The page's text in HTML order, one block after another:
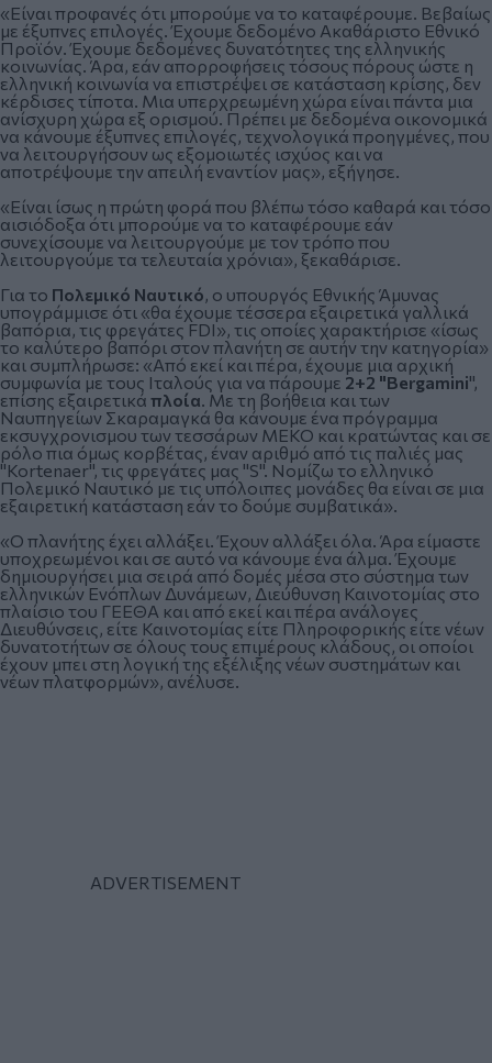
«Είναι προφανές ότι μπορούμε να το καταφέρουμε. Βεβαίως
με έξυπνες επιλογές. Έχουμε δεδομένο Ακαθάριστο Εθνικό
Προϊόν. Έχουμε δεδομένες δυνατότητες της ελληνικής
κοινωνίας. Άρα, εάν απορροφήσεις τόσους πόρους ώστε η
ελληνική κοινωνία να επιστρέψει σε κατάσταση κρίσης, δεν
κέρδισες τίποτα. Μια υπερχρεωμένη χώρα είναι πάντα μια
ανίσχυρη χώρα εξ ορισμού. Πρέπει με δεδομένα οικονομικά
να κάνουμε έξυπνες επιλογές, τεχνολογικά προηγμένες, που
να λειτουργήσουν ως εξομοιωτές ισχύος και να
αποτρέψουμε την απειλή εναντίον μας», εξήγησε.
«Είναι ίσως η πρώτη φορά που βλέπω τόσο καθαρά και τόσο
αισιόδοξα ότι μπορούμε να το καταφέρουμε εάν
συνεχίσουμε να λειτουργούμε με τον τρόπο που
λειτουργούμε τα τελευταία χρόνια», ξεκαθάρισε.
Για το Πολεμικό Ναυτικό , ο υπουργός Εθνικής Άμυνας
υπογράμμισε ότι «θα έχουμε τέσσερα εξαιρετικά γαλλικά
βαπόρια, τις φρεγάτες FDI», τις οποίες χαρακτήρισε «ίσως
το καλύτερο βαπόρι στον πλανήτη σε αυτήν την κατηγορία»
και συμπλήρωσε: «Από εκεί και πέρα, έχουμε μια αρχική
συμφωνία με τους Ιταλούς για να πάρουμε 2+2 "Bergamini",
επίσης εξαιρετικά πλοία . Με τη βοήθεια και των
Ναυπηγείων Σκαραμαγκά θα κάνουμε ένα πρόγραμμα
εκσυγχρονισμου των τεσσάρων ΜΕΚΟ και κρατώντας και σε
ρόλο πια όμως κορβέτας, έναν αριθμό από τις παλιές μας
"Kortenaer", τις φρεγάτες μας "S". Νομίζω το ελληνικό
Πολεμικό Ναυτικό με τις υπόλοιπες μονάδες θα είναι σε μια
εξαιρετική κατάσταση εάν το δούμε συμβατικά».
«Ο πλανήτης έχει αλλάξει. Έχουν αλλάξει όλα. Άρα είμαστε
υποχρεωμένοι και σε αυτό να κάνουμε ένα άλμα. Έχουμε
δημιουργήσει μια σειρά από δομές μέσα στο σύστημα των
ελληνικών Ενόπλων Δυνάμεων, Διεύθυνση Καινοτομίας στο
πλαίσιο του ΓΕΕΘΑ και από εκεί και πέρα ανάλογες
Διευθύνσεις, είτε Καινοτομίας είτε Πληροφορικής είτε νέων
δυνατοτήτων σε όλους τους επιμέρους κλάδους, οι οποίοι
έχουν μπει στη λογική της εξέλιξης νέων συστημάτων και
νέων πλατφορμών», ανέλυσε.